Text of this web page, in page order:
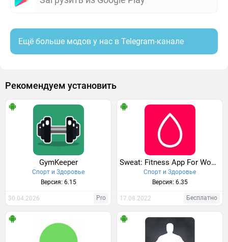
Ещё больше модов у нас в Telegram-канале
Рекомендуем установить
GymKeeper
Спорт и Здоровье
Версия: 6.15
30.04.2026 Pro
Sweat: Fitness App For Women
Спорт и Здоровье
Версия: 6.35
17.08.2022 Бесплатно